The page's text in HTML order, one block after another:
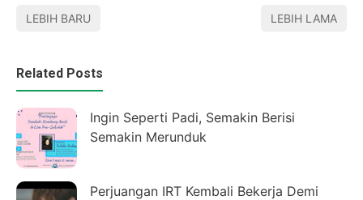
LEBIH BARU LEBIH LAMA
Related Posts
Ingin Seperti Padi, Semakin Berisi
Semakin Merunduk
Perjuangan IRT Kembali Bekerja Demi